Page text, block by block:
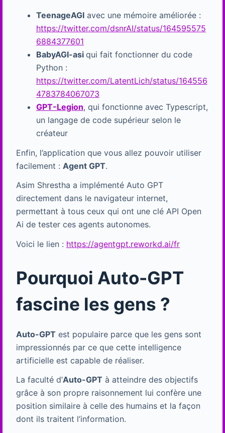
TeenageAGIavec une mémoire améliorée :
https://twitter.com/dsnrAI/status/164595575
6884377601
BabyAGI-asi qui fait fonctionner du code
Python :
https://twitter.com/LatentLich/status/164556
4783784067073
GPT-Legion, qui fonctionne avec Typescript,
un langage de code supérieur selon le
créateur
Enfin, l’application que vous allez pouvoir utiliser
facilement : Agent GPT.
Asim Shrestha a implémenté Auto GPT
directement dans le navigateur internet,
permettant à tous ceux qui ont une clé API Open
Ai de tester ces agents autonomes.
Voici le lien : https://agentgpt.reworkd.ai/fr
Pourquoi Auto-GPT
fascine les gens ?
Auto-GPT est populaire parce que les gens sont
impressionnés par ce que cette intelligence
artificielle est capable de réaliser.
La faculté d’Auto-GPT à atteindre des objectifs
grâce à son propre raisonnement lui confère une
position similaire à celle des humains et la façon
dont ils traitent l’information.